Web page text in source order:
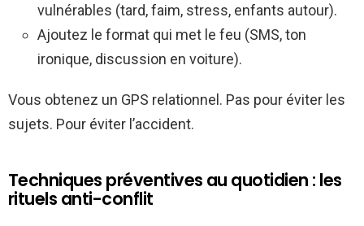
vulnérables (tard, faim, stress, enfants autour).
Ajoutez le format qui met le feu (SMS, ton
ironique, discussion en voiture).
Vous obtenez un GPS relationnel. Pas pour éviter les
sujets. Pour éviter l’accident.
Techniques préventives au quotidien : les
rituels anti-conflit